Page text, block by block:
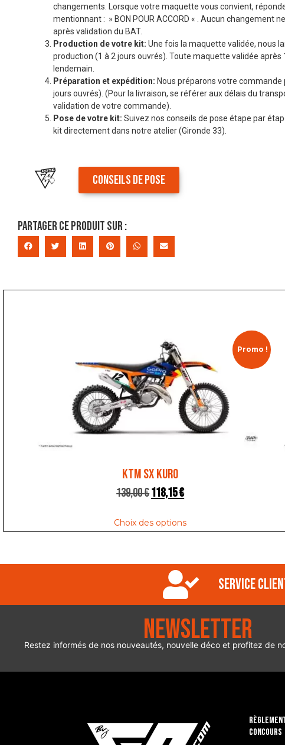
changements. Lorsque votre maquette vous convient,
mentionnant : » BON POUR ACCORD « . Aucun changement
après validation du BAT.
Production de votre kit: Une fois la maquette validée, nous
production (1 à 2 jours ouvrés). Toute maquette validée après
lendemain.
Préparation et expédition: Nous préparons votre commande
jours ouvrés). (Pour la livraison, se référer aux délais du
validation de votre commande).
Pose de votre kit: Suivez nos conseils de pose étape par
kit directement dans notre atelier (Gironde 33).
CONSEILS DE POSE
Partager ce produit sur :
Promo !
KTM SX KURO
139,00€118,15€
Choix des options
Service
Newsletter
Restez informés de nos nouveautés, nouvelle déco et profitez de
CONCOURS